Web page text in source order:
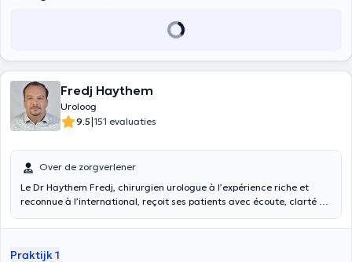
Fredj Haythem
Uroloog
9.5|151 evaluaties
Over de zorgverlener
Le Dr Haythem Fredj, chirurgien urologue à l’expérience riche et
reconnue à l’international, reçoit ses patients avec écoute, clarté et
personnalisée en urologie adulte et pédiatrique : traumatismes de
sexologie, stérilité masculine, incontinence féminine et vessie
Praktijk 1